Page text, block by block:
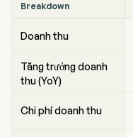
Breakdown
Doanh thu
Tăng trưởng doanh
thu (YoY)
Chi phí doanh thu